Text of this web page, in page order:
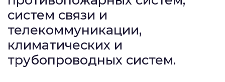
систем связи и
телекоммуникации,
климатических и
трубопроводных систем.